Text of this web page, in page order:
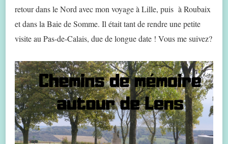
retour dans le Nord avec mon voyage à Lille, puis à Roubaix
et dans la Baie de Somme. Il était tant de rendre une petite
visite au Pas-de-Calais, due de longue date ! Vous me suivez?